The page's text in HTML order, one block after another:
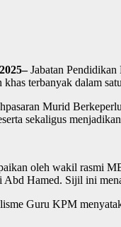
Jabatan
terbanyak dalam
Murid
sekaligus
oleh wakil rasmi
Hamed. Sijil ini
Guru KPM